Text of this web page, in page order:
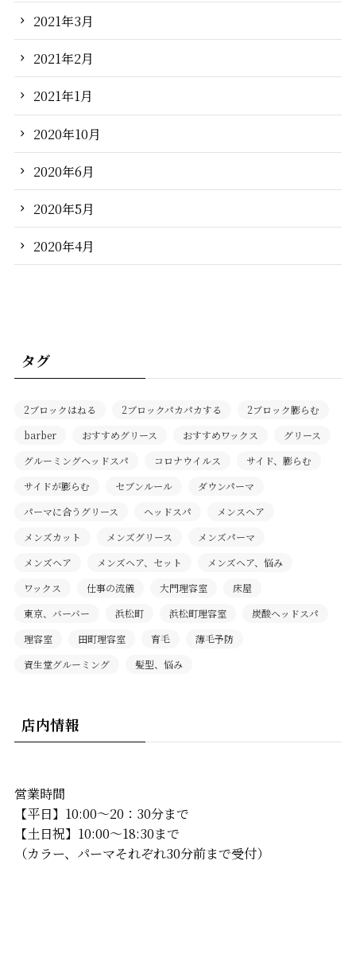
2021年3月
2021年2月
2021年1月
2020年10月
2020年6月
2020年5月
2020年4月
タグ
2ブロックはねる 2ブロックパカパカする
2ブロック膨らむ
barber
おすすめグリース おすすめワックス
グリース
グルーミングヘッドスパ
コロナウイルス
サイド、膨らむ
サイドが膨らむ
セブンルール
ダウンパーマ
パーマに合うグリース
ヘッドスパ
メンスヘア
メンズカット
メンズグリース
メンズパーマ
メンズヘア
メンズヘア、セット
メンズヘア、悩み
ワックス
仕事の流儀 大門理容室
床屋
東京、バーバー
浜松町 浜松町理容室
炭酸ヘッドスパ
理容室
田町理容室 育毛
薄毛予防
資生堂グルーミング
髪型、悩み
店内情報
営業時間
【平日】10:00〜20：30分まで
【土日祝】10:00〜18:30まで
（カラー、パーマそれぞれ30分前まで受付）